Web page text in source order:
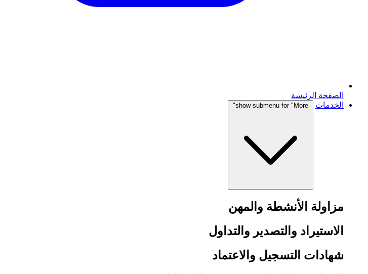
الصفحة الرئيسة
الخدمات
show submenu for "More"
مزاولة الأنشطة والمهن
الاستيراد والتصدير والتداول
شهادات التسجيل والاعتماد